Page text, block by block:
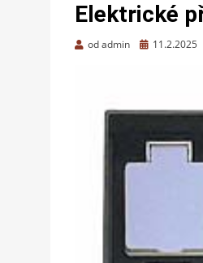
PRO
Elektrické
odadmin
Zveřejněno
11.2.2025